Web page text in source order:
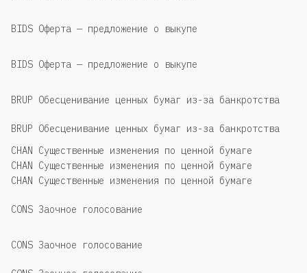
BIDS Оферта — предложение о выкупе
BIDS Оферта — предложение о выкупе
BRUP Обесценивание ценных бумаг из-за банкротства
BRUP Обесценивание ценных бумаг из-за банкротства
CHAN Существенные изменения по ценной бумаге
CHAN Существенные изменения по ценной бумаге
CHAN Существенные изменения по ценной бумаге
CONS Заочное голосование
CONS Заочное голосование